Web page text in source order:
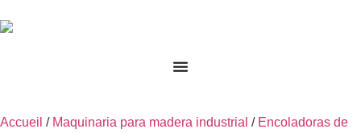
Accueil / Maquinaria para madera industrial / Encoladoras de